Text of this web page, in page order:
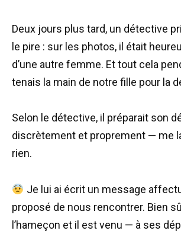
Deux jours plus tard, un détective
le pire : sur les photos, il était
d’une autre femme. Et tout cela
tenais la main de notre fille pour la
Selon le détective, il préparait son
discrètement et proprement — me
rien.
Je lui ai écrit un message
proposé de nous rencontrer. Bien
l’hameçon et il est venu — à ses